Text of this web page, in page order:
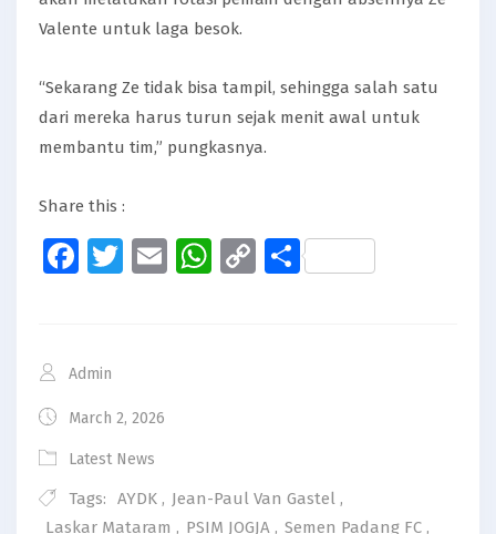
Valente untuk laga besok.
“Sekarang Ze tidak bisa tampil, sehingga salah satu
dari mereka harus turun sejak menit awal untuk
membantu tim,” pungkasnya.
Share this :
Facebook
Twitter
EmailWhatsApp
CopyShare
Admin
March 2, 2026
Latest News
Tags: AYDK , Jean-Paul Van Gastel ,
Laskar Mataram , PSIM JOGJA , Semen Padang FC ,